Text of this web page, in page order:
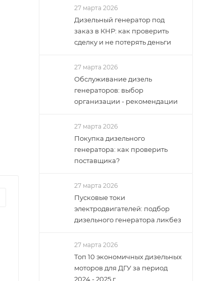
27 марта 2026
Дизельный генератор под
заказ в КНР: как проверить
сделку и не потерять деньги
27 марта 2026
Обслуживание дизель
генераторов: выбор
организации - рекомендации
27 марта 2026
Покупка дизельного
генератора: как проверить
поставщика?
27 марта 2026
Пусковые токи
электродвигателей: подбор
дизельного генератора ликбез
27 марта 2026
Топ 10 экономичных дизельных
моторов для ДГУ за период
2024 - 2025 г.